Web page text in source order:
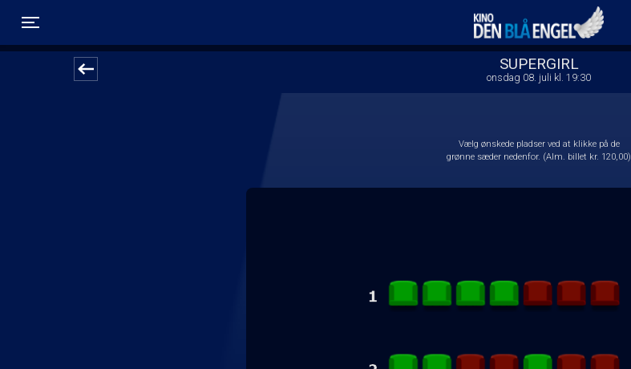
Kino Den Blå Engel
SUPERGIRL
onsdag 08. juli kl. 19:30
Vælg ønskede pladser ved at klikke på de
grønne sæder nedenfor. (Alm. billet kr. 120,00)
front03-cc 115838